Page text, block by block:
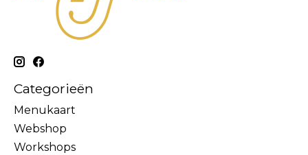
Categorieën
Menukaart
Webshop
Workshops